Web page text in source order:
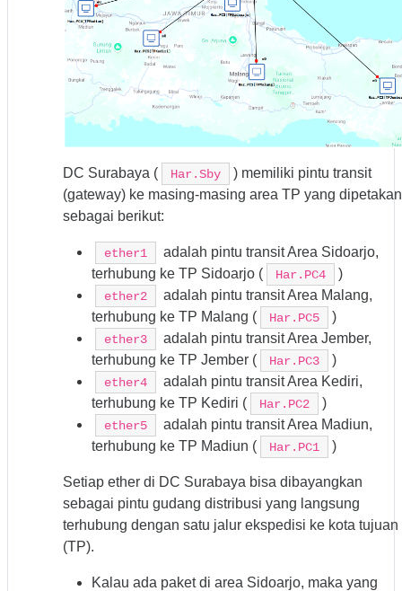
DC Surabaya ( Har.Sby
) memiliki pintu transit
(gateway) ke masing-masing area TP yang dipetakan
sebagai berikut:
ether1
adalah pintu transit Area Sidoarjo,
terhubung ke TP Sidoarjo (
Har.PC4 )
ether2
adalah pintu transit Area Malang,
terhubung ke TP Malang (
Har.PC5 )
ether3
adalah pintu transit Area Jember,
terhubung ke TP Jember (
Har.PC3 )
ether4
adalah pintu transit Area Kediri,
terhubung ke TP Kediri (
Har.PC2 )
ether5
adalah pintu transit Area Madiun,
terhubung ke TP Madiun (
Har.PC1 )
Setiap ether di DC Surabaya bisa dibayangkan
sebagai pintu gudang distribusi yang langsung
terhubung dengan satu jalur ekspedisi ke kota tujuan
(TP).
Kalau ada paket di area Sidoarjo, maka yang